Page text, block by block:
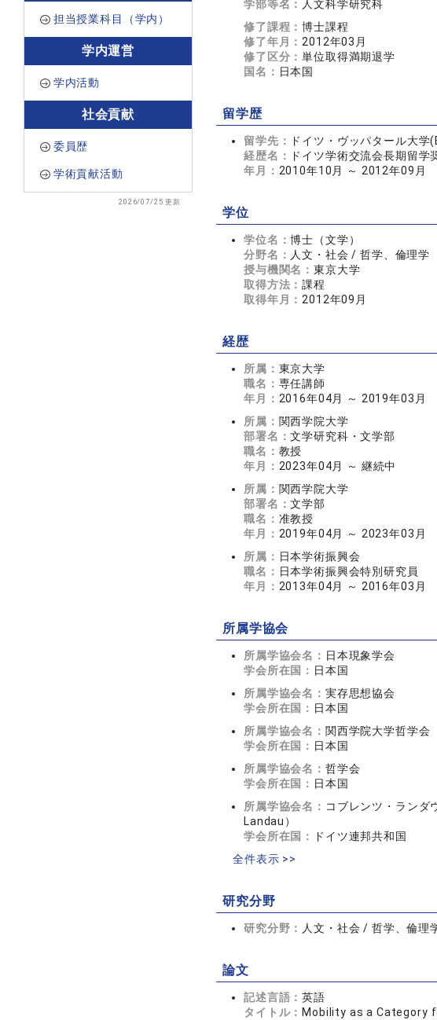
担当授業科目（学内）
学内運営
学内活動
社会貢献
委員歴
学術貢献活動
2026/07/25 更新
学部等名： 人文科学研究科
修了課程：博士課程
修了年月： 2012年03月
修了区分：単位取得満期退学
国名： 日本国
留学歴
留学先：
ドイツ・ヴッパタール大
経歴名：
ドイツ学術交流会長期留学
年月： 2010年10月 ～ 2012年09月
学位
学位名：博士（文学）
分野名： 人文・社会 / 哲学、倫理学
授与機関名：東京大学
取得方法：課程
取得年月： 2012年09月
経歴
所属： 東京大学
職名： 専任講師
年月： 2016年04月 ～ 2019年03月
所属： 関西学院大学
部署名：文学研究科・文学部
職名： 教授
年月： 2023年04月 ～ 継続中
所属： 関西学院大学
部署名：文学部
職名： 准教授
年月： 2019年04月 ～ 2023年03月
所属： 日本学術振興会
職名： 日本学術振興会特別研究員
年月： 2013年04月 ～ 2016年03月
所属学協会
所属学協会名： 日本現象学会
学会所在国： 日本国
所属学協会名： 実存思想協会
学会所在国： 日本国
所属学協会名： 関西学院大学哲学会
学会所在国： 日本国
所属学協会名： 哲学会
学会所在国： 日本国
所属学協会名： コブレンツ・ラン
Landau）
学会所在国：
ドイツ連邦共和国
全件表示 >>
研究分野
研究分野： 人文・社会 / 哲学、倫理
論文
記述言語：英語
タイトル： Mobility as a Category